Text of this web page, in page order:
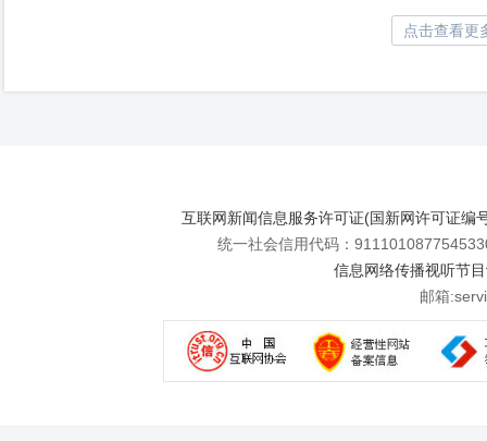
点击查看更
互联网新闻信息服务许可证(国新网许可证编
统一社会信用代码：
信息网络传播视听节
邮箱